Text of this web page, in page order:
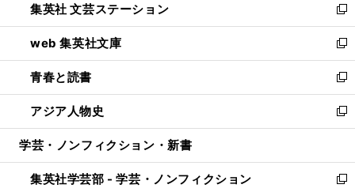
く
ィ
ン
ド
ウ
で
開
く
い
ウ
ィ
ン
ド
ウ
で
開
集英社 文芸ステーション
新
し
い
ウ
ィ
ン
ド
ウ
開
く
web 集英社文庫
新
し
い
ウ
ィ
ン
ウ
で
青春と読書
新
し
い
ウ
ン
ド
アジア人物史
新
し
ウ
ィ
学芸・ノンフィクション・新書
集英社学芸部 - 学芸・ノンフィクション
新